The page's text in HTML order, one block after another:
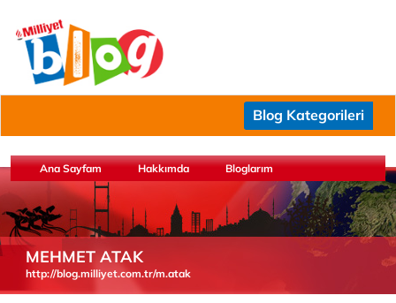
Blog Kategorileri
Ana Sayfam Hakkımda Bloglarım
MEHMET ATAK
http://blog.milliyet.com.tr/m.atak